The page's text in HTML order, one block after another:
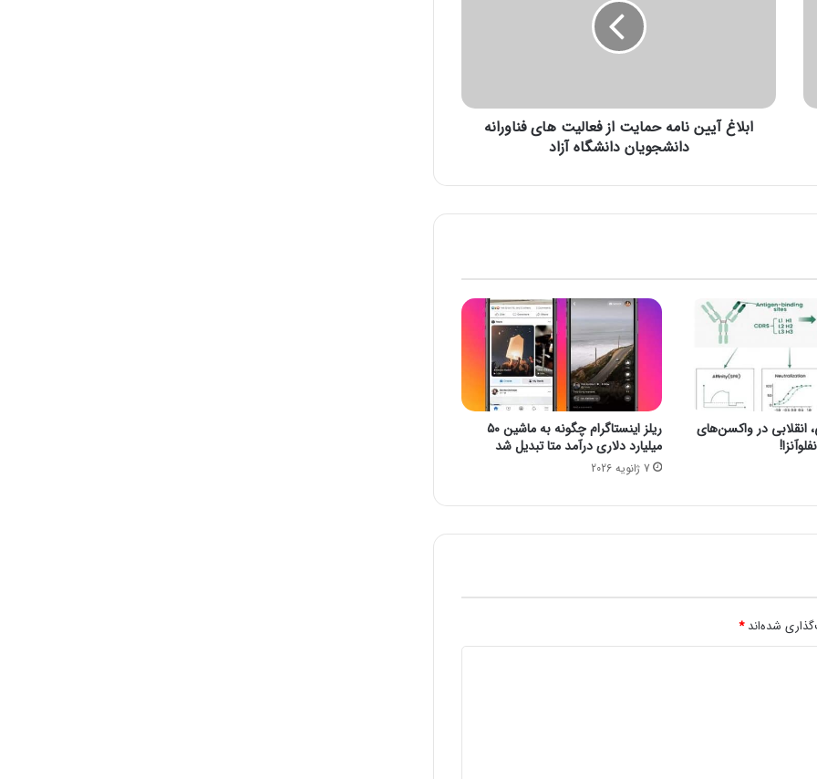
ن
ه
ت
ا
ز
ف
ا
ی
ت
ف
ن
ه
ابلاغ آیین نامه حمایت از فعالیت های فناورانه
دانشجویان دانشگاه آزاد
در واکسن‌های
ریلز اینستاگرام چگونه به ماشین ۵۰
میلیارد دلاری درآمد متا تبدیل شد
7 ژانویه 2026
شده‌اند*